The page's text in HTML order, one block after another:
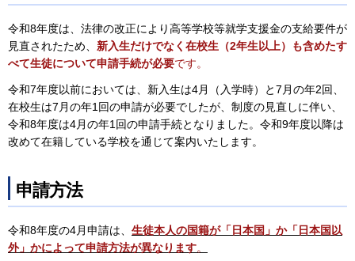
令和8年度は、法律の改正により高等学校等就学支援金の支給要件が
見直されたため、 新入生だけでなく在校生（2年生以上）も含めたす
べて生徒について申請手続が必要です。
令和7年度以前においては、新入生は4月（入学時）と7月の年2回、
在校生は7月の年1回の申請が必要でしたが、制度の見直しに伴い、
令和8年度は4月の年1回の申請手続となりました。令和9年度以降は
改めて在籍している学校を通じて案内いたします。
申請方法
令和8年度の4月申請は、 生徒本人の国籍が「日本国」か「日本国以
外」かによって申請方法が異なります。